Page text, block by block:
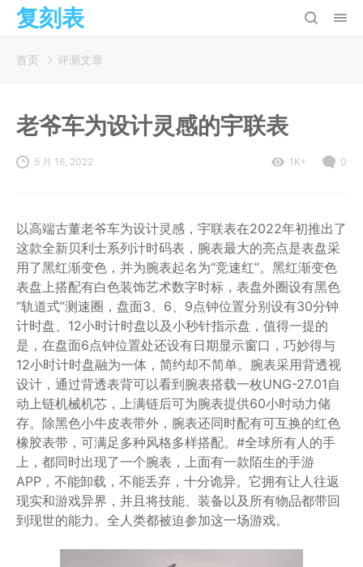
复刻表
首页 评测文章
老爷车为设计灵感的宇联表
5 月 16, 2022 1K+ 0
以高端古董老爷车为设计灵感，宇联表在2022年初推出了
这款全新贝利士系列计时码表，腕表最大的亮点是表盘采
用了黑红渐变色，并为腕表起名为“竞速红”。黑红渐变色
表盘上搭配有白色装饰艺术数字时标，表盘外圈设有黑色
“轨道式”测速圈，盘面3、6、9点钟位置分别设有30分钟
计时盘、12小时计时盘以及小秒针指示盘，值得一提的
是，在盘面6点钟位置处还设有日期显示窗口，巧妙得与
12小时计时盘融为一体，简约却不简单。腕表采用背透视
设计，通过背透表背可以看到腕表搭载一枚UNG-27.01自
动上链机械机芯，上满链后可为腕表提供60小时动力储
存。除黑色小牛皮表带外，腕表还同时配有可互换的红色
橡胶表带，可满足多种风格多样搭配。#全球所有人的手
上，都同时出现了一个腕表，上面有一款陌生的手游
APP，不能卸载，不能丢弃，十分诡异。它拥有让人往返
现实和游戏异界，并且将技能、装备以及所有物品都带回
到现世的能力。全人类都被迫参加这一场游戏。